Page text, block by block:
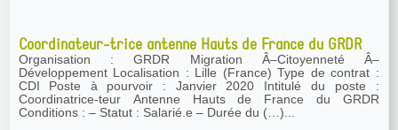
Coordinateur-trice antenne Hauts de France du GRDR
Organisation : GRDR Migration Â–Citoyenneté Â–
Développement Localisation : Lille (France) Type de contrat :
CDI Poste à pourvoir : Janvier 2020 Intitulé du poste :
Coordinatrice-teur Antenne Hauts de France du GRDR
Conditions : – Statut : Salarié.e – Durée du (…)...